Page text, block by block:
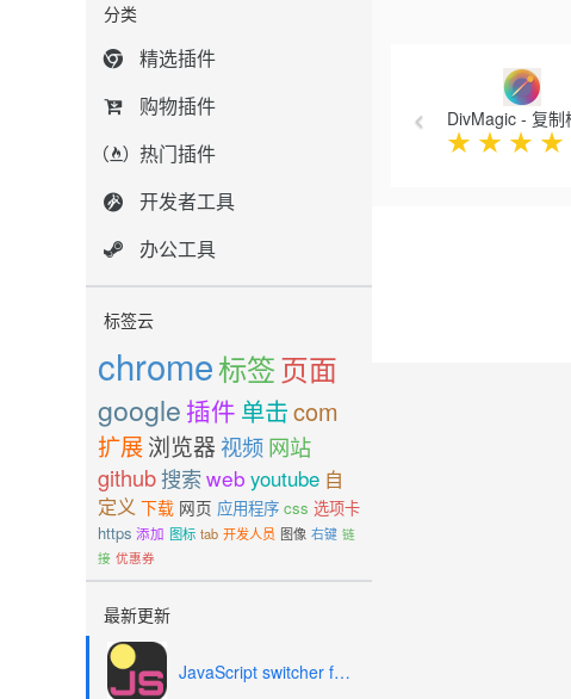
分类
精选插件
购物插件
热门插件
开发者工具
办公工具
标签云
chrome标签页面
google 插件 单击com
扩展浏览器 视频网站
github搜索web youtube 自
定义 下载 网页 应用程序 css 选项卡
https 添加 图标 tab 开发人员 图像 右键 链
接 优惠券
最新更新
JavaScript switcher for SEO and development
DivMagic - 复制
★ ★ ★ ★